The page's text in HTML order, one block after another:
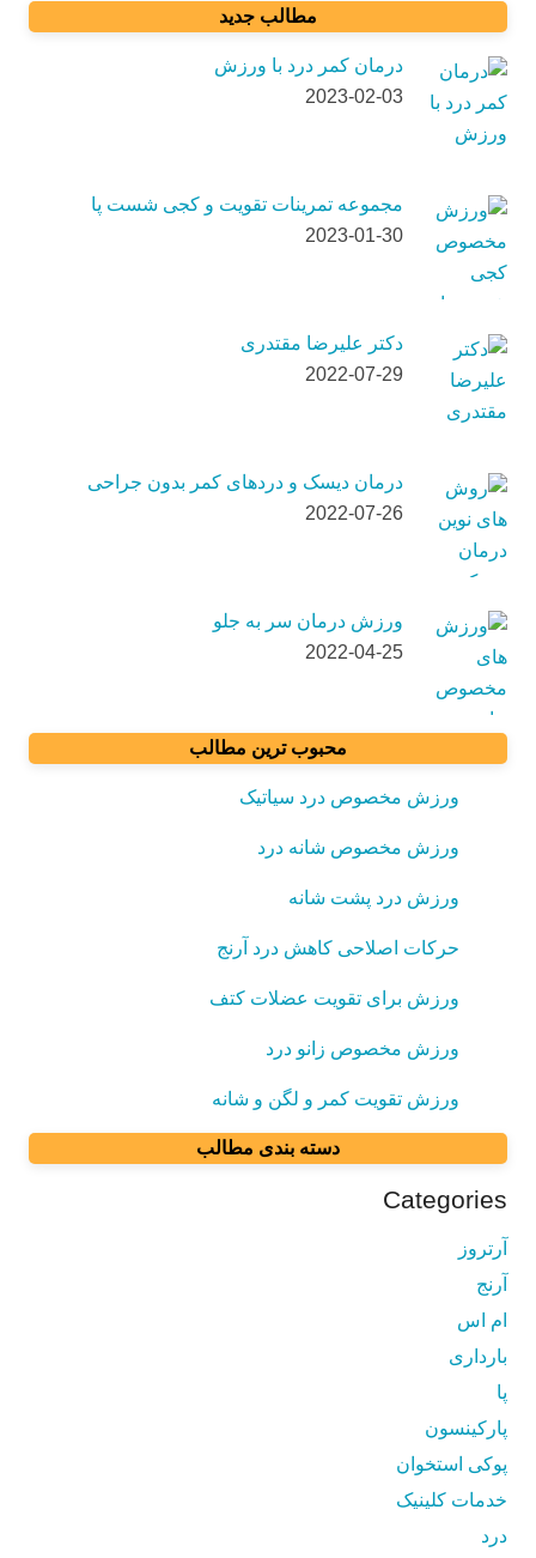
مطالب جدید
درمان کمر درد با ورزش
2023-02-03
مجموعه تمرینات تقویت و کجی شست پا
2023-01-30
دکتر علیرضا مقتدری
2022-07-29
درمان دیسک و دردهای کمر بدون جراحی
2022-07-26
ورزش درمان سر به جلو
2022-04-25
محبوب ترین مطالب
ورزش مخصوص درد سیاتیک
ورزش مخصوص شانه درد
ورزش درد پشت شانه
حرکات اصلاحی کاهش درد آرنج
ورزش برای تقویت عضلات کتف
ورزش مخصوص زانو درد
ورزش تقویت کمر و لگن و شانه
دسته بندی مطالب
Categories
آرتروز
آرنج
ام اس
بارداری
پا
پارکینسون
پوکی استخوان
خدمات کلینیک
درد